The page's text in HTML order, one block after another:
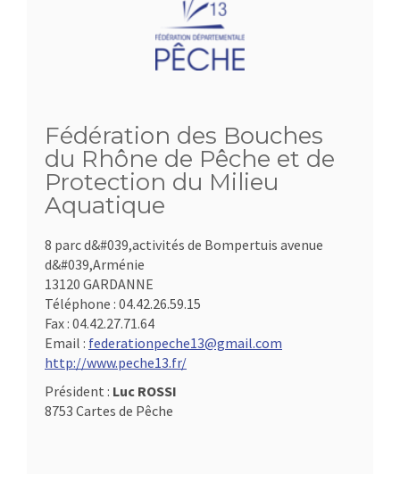
Fédération des Bouches
du Rhône de Pêche et de
Protection du Milieu
Aquatique
8 parc d&#039,activités de Bompertuis avenue
d&#039,Arménie
13120 GARDANNE
Téléphone : 04.42.26.59.15
Fax : 04.42.27.71.64
Email : federationpeche13@gmail.com
http://www.peche13.fr/
Président : Luc ROSSI
8753 Cartes de Pêche